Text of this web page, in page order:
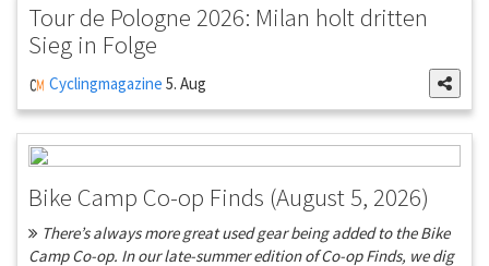
Tour de Pologne 2026: Milan holt dritten
Sieg in Folge
Cyclingmagazine 5. Aug
Bike Camp Co-op Finds (August 5, 2026)
There’s always more great used gear being added to the Bike
Camp Co-op. In our late-summer edition of Co-op Finds, we dig